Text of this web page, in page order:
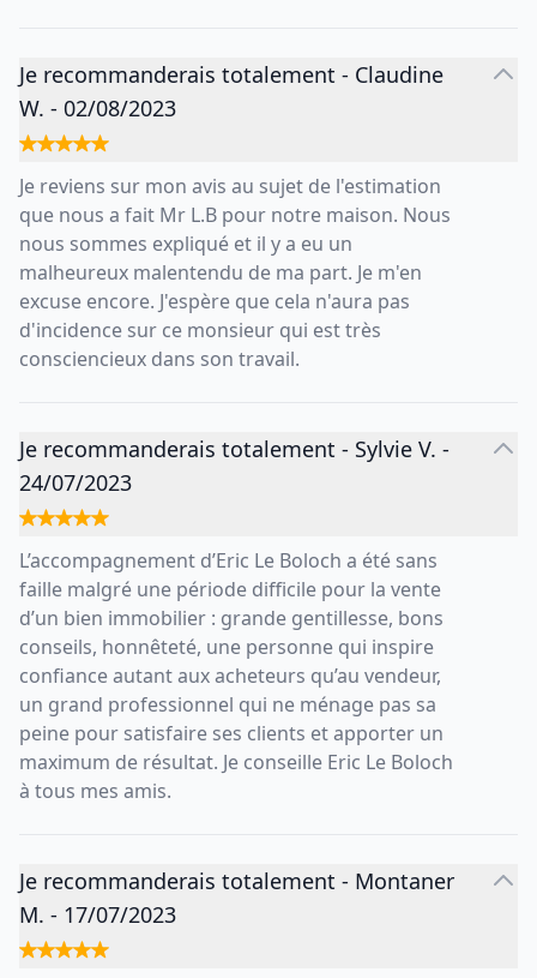
Je recommanderais totalement - Claudine
W. - 02/08/2023
Je reviens sur mon avis au sujet de l'estimation
que nous a fait Mr L.B pour notre maison. Nous
nous sommes expliqué et il y a eu un
malheureux malentendu de ma part. Je m'en
excuse encore. J'espère que cela n'aura pas
d'incidence sur ce monsieur qui est très
consciencieux dans son travail.
Je recommanderais totalement - Sylvie V. -
24/07/2023
L’accompagnement d’Eric Le Boloch a été sans
faille malgré une période difficile pour la vente
d’un bien immobilier : grande gentillesse, bons
conseils, honnêteté, une personne qui inspire
confiance autant aux acheteurs qu’au vendeur,
un grand professionnel qui ne ménage pas sa
peine pour satisfaire ses clients et apporter un
maximum de résultat. Je conseille Eric Le Boloch
à tous mes amis.
Je recommanderais totalement - Montaner
M. - 17/07/2023